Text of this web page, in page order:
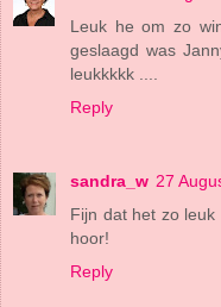
Leuk he om zo
geslaagd was
leukkkkk ....
Reply
sandra_w 27
Fijn dat het zo
hoor!
Reply